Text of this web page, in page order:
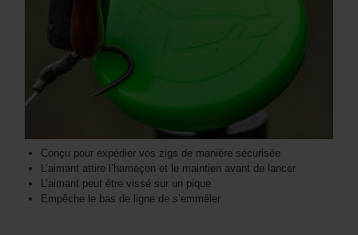
Conçu pour expédier vos zigs de manière sécurisée
L’aimant attire l’hameçon et le maintien avant de lancer
L’aimant peut être vissé sur un pique
Empêche le bas de ligne de s’emmêler